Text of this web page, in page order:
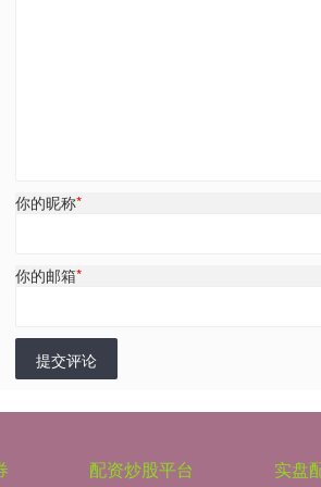
你的昵称*
你的邮箱*
提交评论
配资炒股平台 实盘